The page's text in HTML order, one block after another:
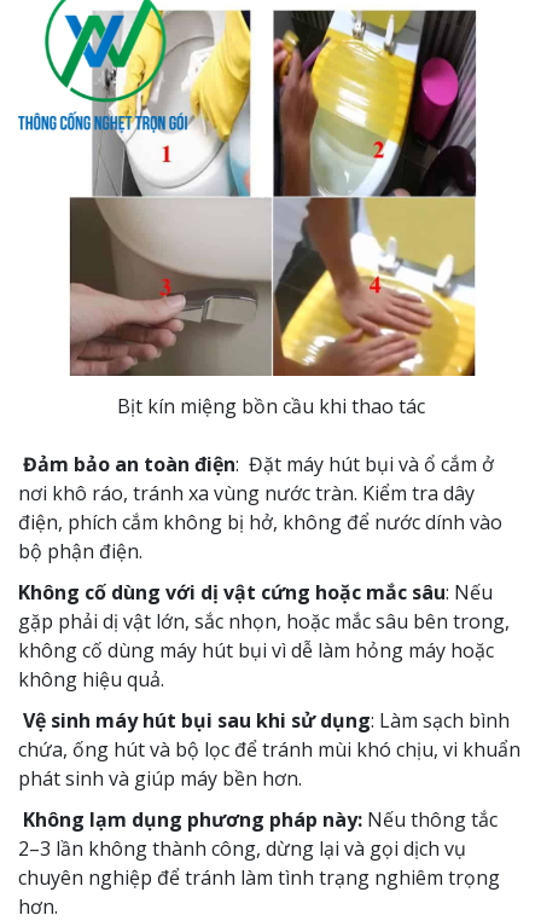
Bịt kín miệng bồn cầu khi thao tác
Đảm bảo an toàn điện: Đặt máy hút bụi và ổ cắm ở
nơi khô ráo, tránh xa vùng nước tràn. Kiểm tra dây
điện, phích cắm không bị hở, không để nước dính vào
bộ phận điện.
Không cố dùng với dị vật cứng hoặc mắc sâu: Nếu
gặp phải dị vật lớn, sắc nhọn, hoặc mắc sâu bên trong,
không cố dùng máy hút bụi vì dễ làm hỏng máy hoặc
không hiệu quả.
Vệ sinh máy hút bụi sau khi sử dụng: Làm sạch bình
chứa, ống hút và bộ lọc để tránh mùi khó chịu, vi khuẩn
phát sinh và giúp máy bền hơn.
Không lạm dụng phương pháp này: Nếu thông tắc
2–3 lần không thành công, dừng lại và gọi dịch vụ
chuyên nghiệp để tránh làm tình trạng nghiêm trọng
hơn.